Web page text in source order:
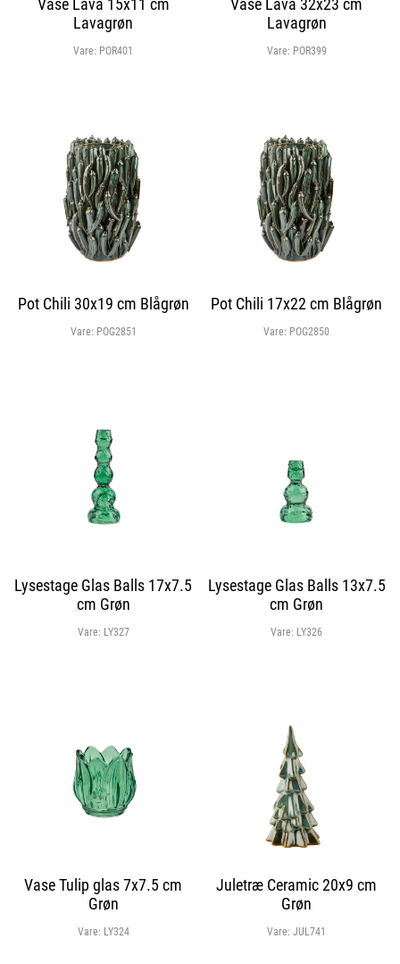
Lavagrøn
Vare: POR401
Lavagrøn
Vare: POR399
Pot Chili 30x19 cm Blågrøn
Vare: POG2851
Pot Chili 17x22 cm Blågrøn
Vare: POG2850
Lysestage Glas Balls 17x7.5
cm Grøn
Vare: LY327
Lysestage Glas Balls 13x7.5
cm Grøn
Vare: LY326
Vase Tulip glas 7x7.5 cm
Grøn
Vare: LY324
Juletræ Ceramic 20x9 cm
Grøn
Vare:JUL741